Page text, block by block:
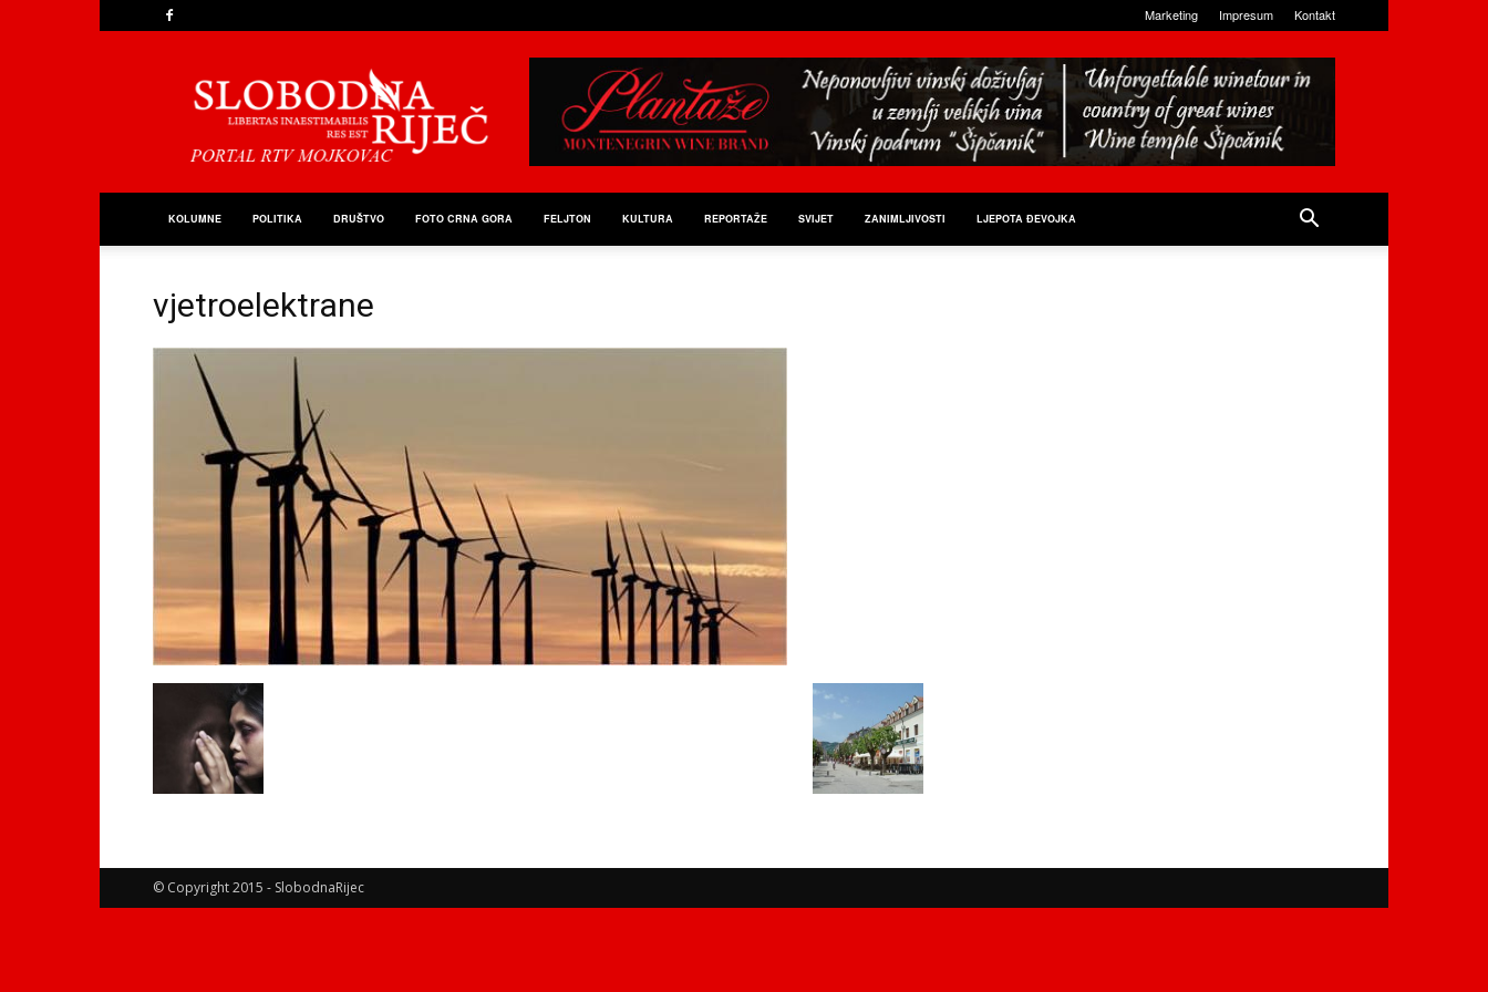
Marketing Impresum Kontakt
Riječ
KOLUMNE POLITIKA DRUŠTVO FOTO CRNA GORA FELJTON KULTURA REPORTAŽE SVIJET ZANIMLJIVOSTI LJEPOTA ĐEVOJKA
vjetroelektrane
© Copyright 2015 - SlobodnaRijec